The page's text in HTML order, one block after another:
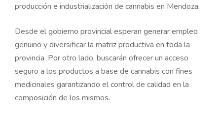
producción e industrialización de cannabis en Mendoza.
Desde el gobierno provincial esperan generar empleo
genuino y diversificar la matriz productiva en toda la
provincia. Por otro lado, buscarán ofrecer un acceso
seguro a los productos a base de cannabis con fines
medicinales garantizando el control de calidad en la
composición de los mismos.